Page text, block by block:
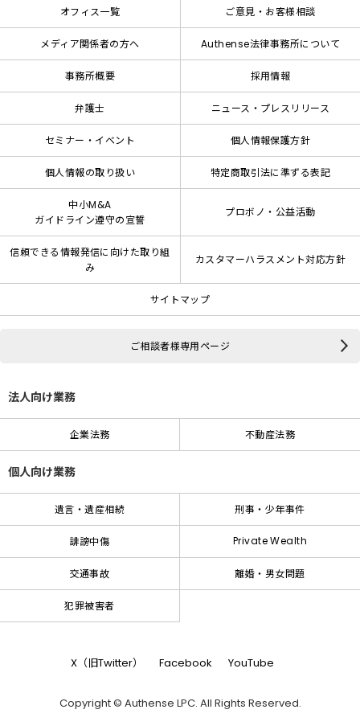
オフィス一覧 ご意見・お客様相談
メディア関係者の方へ Authense法律事務所について
事務所概要 採用情報
弁護士 ニュース・プレスリリース
セミナー・イベント 個人情報保護方針
個人情報の取り扱い 特定商取引法に準ずる表記
中小M&A
ガイドライン遵守の宣誓
プロボノ・公益活動
信頼できる情報発信に向けた取り組
み
カスタマーハラスメント対応方針
サイトマップ
ご相談者様専用ページ
法人向け業務
企業法務 不動産法務
個人向け業務
遺言・遺産相続 刑事・少年事件
誹謗中傷 Private Wealth
交通事故 離婚・男女問題
犯罪被害者
X（旧Twitter） Facebook YouTube
Copyright © Authense LPC. All Rights Reserved.